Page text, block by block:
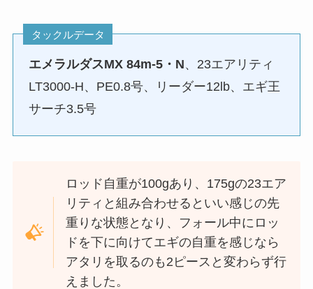
タックルデータ
エメラルダスMX 84m-5・N、23エアリティ
LT3000-H、PE0.8号、リーダー12lb、エギ王
サーチ3.5号
ロッド自重が100gあり、175gの23エア
リティと組み合わせるといい感じの先
重りな状態となり、フォール中にロッ
ドを下に向けてエギの自重を感じなら
アタリを取るのも2ピースと変わらず行
えました。